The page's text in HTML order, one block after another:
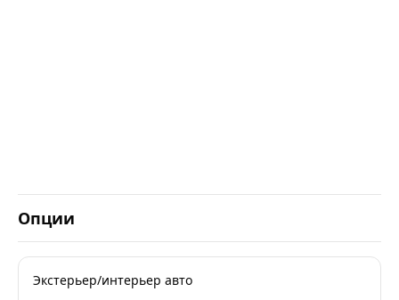
Опции
Экстерьер/интерьер авто